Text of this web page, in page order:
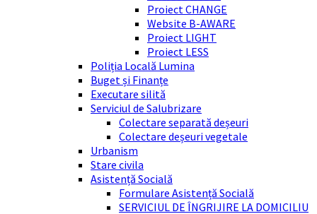
Proiect CHANGE
Website B-AWARE
Proiect LIGHT
Proiect LESS
Poliția Locală Lumina
Buget și Finanțe
Executare silită
Serviciul de Salubrizare
Colectare separată deșeuri
Colectare deșeuri vegetale
Urbanism
Stare civila
Asistență Socială
Formulare Asistență Socială
SERVICIUL DE ÎNGRIJIRE LA DOMICILIU